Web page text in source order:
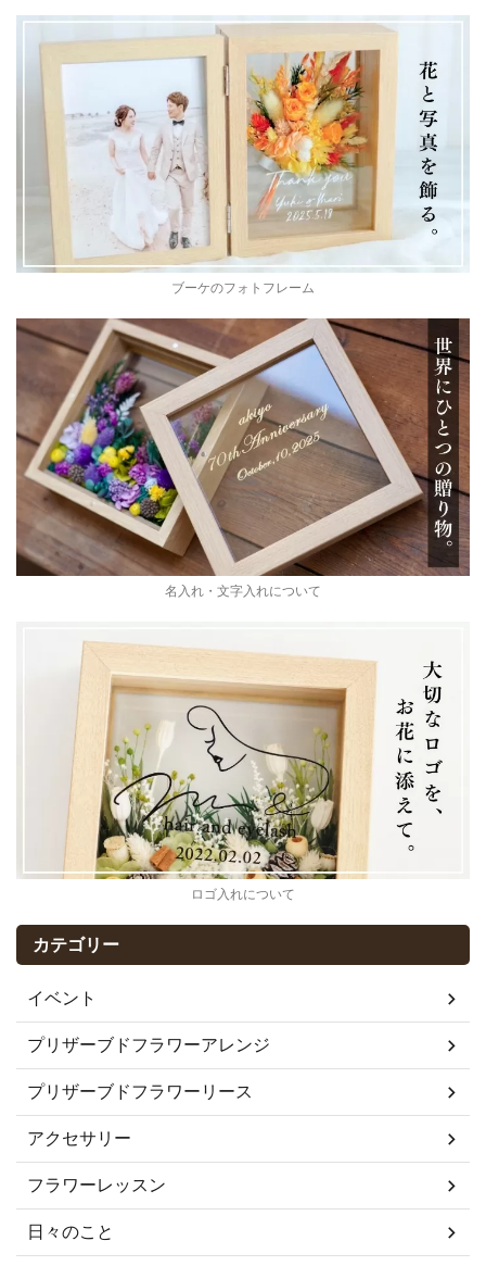
ブーケのフォトフレーム
名入れ・文字入れについて
ロゴ入れについて
カテゴリー
イベント
プリザーブドフラワーアレンジ
プリザーブドフラワーリース
アクセサリー
フラワーレッスン
日々のこと